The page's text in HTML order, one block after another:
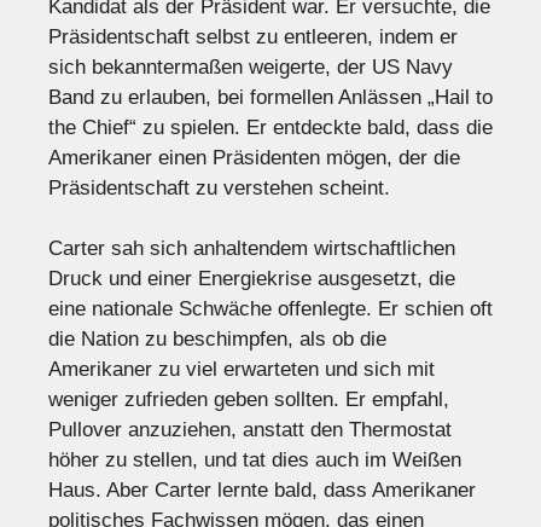
Kandidat als der Präsident war. Er versuchte, die
Präsidentschaft selbst zu entleeren, indem er
sich bekanntermaßen weigerte, der US Navy
Band zu erlauben, bei formellen Anlässen „Hail to
the Chief“ zu spielen. Er entdeckte bald, dass die
Amerikaner einen Präsidenten mögen, der die
Präsidentschaft zu verstehen scheint.
Carter sah sich anhaltendem wirtschaftlichen
Druck und einer Energiekrise ausgesetzt, die
eine nationale Schwäche offenlegte. Er schien oft
die Nation zu beschimpfen, als ob die
Amerikaner zu viel erwarteten und sich mit
weniger zufrieden geben sollten. Er empfahl,
Pullover anzuziehen, anstatt den Thermostat
höher zu stellen, und tat dies auch im Weißen
Haus. Aber Carter lernte bald, dass Amerikaner
politisches Fachwissen mögen, das einen